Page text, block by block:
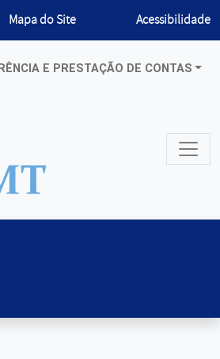
Mapa do Site Acessibilidade
E PRESTAÇÃO DE CONTAS